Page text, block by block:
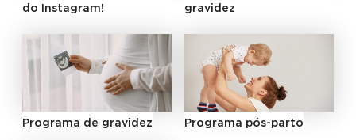
do Instagram!
gravidez
Programa de gravidez Programa pós-parto